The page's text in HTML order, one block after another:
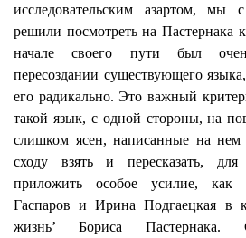
исследовательским азартом, мы
решили посмотреть на Пастернака
начале своего пути был
пересоздании существующего
его радикально. Это важный
такой язык, с одной стороны, на
слишком ясен, написанные на нем
сходу взять и пересказать,
приложить особое усилие, как
Гаспаров и Ирина Подгаецкая в
жизнь’ Бориса Пастернака.